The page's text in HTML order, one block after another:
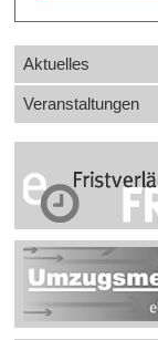
Sidebar
Links
Aktuelles
Veranstaltungen